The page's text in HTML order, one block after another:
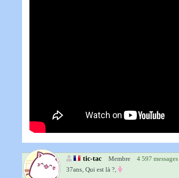
tic-tac Membre
4 597 messages
37ans‚ Qui est là ?,